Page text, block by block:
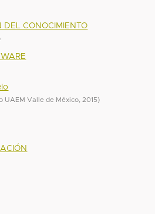
DEL CONOCIMIENTO
UAEM Valle de México 2015)